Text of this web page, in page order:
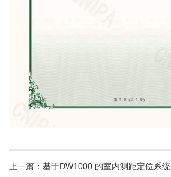
上一篇： 基于DW1000 的室内测距定位系统